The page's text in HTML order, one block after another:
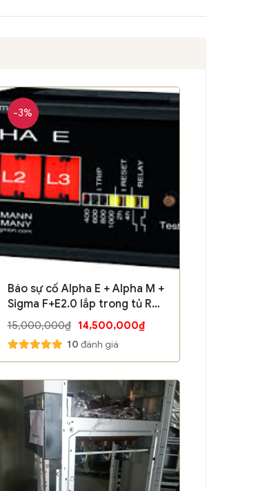
-3%
Báo sự cố Alpha E + Alpha M +
Sigma F+E2.0 lắp trong tủ RMU
- Hãng Horstmann / Germany
15,000,000₫ 14,500,000₫
10 đánh giá